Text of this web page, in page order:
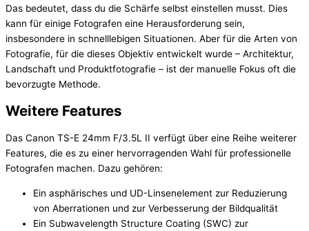
Das bedeutet, dass du die Schärfe selbst einstellen musst. Dies
kann für einige Fotografen eine Herausforderung sein,
insbesondere in schnelllebigen Situationen. Aber für die Arten von
Fotografie, für die dieses Objektiv entwickelt wurde – Architektur,
Landschaft und Produktfotografie – ist der manuelle Fokus oft die
bevorzugte Methode.
Weitere Features
Das Canon TS-E 24mm F/3.5L II verfügt über eine Reihe weiterer
Features, die es zu einer hervorragenden Wahl für professionelle
Fotografen machen. Dazu gehören:
Ein asphärisches und UD-Linsenelement zur Reduzierung
von Aberrationen und zur Verbesserung der Bildqualität
Ein Subwavelength Structure Coating (SWC) zur